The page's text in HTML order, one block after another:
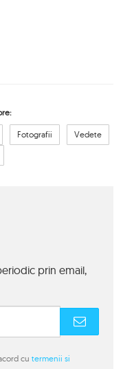
Fotografii
Vedete
prin email,
cu termenii si